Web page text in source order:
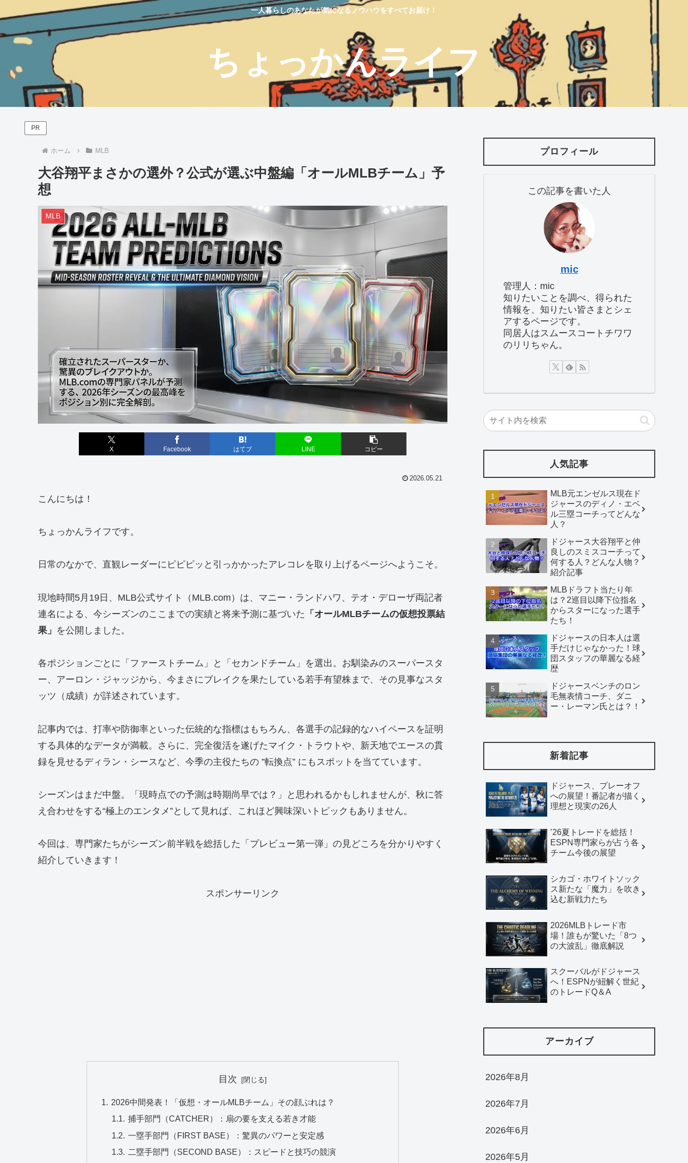
一人暮らしのあなたが気になるノウハウをすべてお届け！
ちょっかんライフ
PR
ホーム MLB
大谷翔平まさかの選外？公式が選ぶ中盤編「オールMLBチーム」予
想
MLB
X Facebook はてブ LINE コピー
2026.05.21
こんにちは！
ちょっかんライフです。
日常のなかで、直観レーダーにピピピッと引っかかったアレコレを取り上げるページへようこそ。
現地時間5月19日、MLB公式サイト（MLB.com）は、マニー・ランドハワ、テオ・デローザ両記者
連名による、今シーズンのここまでの実績と将来予測に基づいた 「オールMLBチームの仮想投票結
果」 を公開しました。
各ポジションごとに「ファーストチーム」と「セカンドチーム」を選出。お馴染みのスーパースタ
ー、アーロン・ジャッジから、今まさにブレイクを果たしている若手有望株まで、その見事なスタ
ッツ（成績）が詳述されています。
記事内では、打率や防御率といった伝統的な指標はもちろん、各選手の記録的なハイペースを証明
する具体的なデータが満載。さらに、完全復活を遂げたマイク・トラウトや、新天地でエースの貫
録を見せるディラン・シースなど、今季の主役たちの ”転換点” にもスポットを当てています。
シーズンはまだ中盤。「現時点での予測は時期尚早では？」と思われるかもしれませんが、秋に答
え合わせをする“極上のエンタメ”として見れば、これほど興味深いトピックもありません。
今回は、専門家たちがシーズン前半戦を総括した「プレビュー第一弾」の見どころを分かりやすく
紹介していきます！
スポンサーリンク
目次
2026中間発表！「仮想・オールMLBチーム」その顔ぶれは？
捕手部門（CATCHER）：扇の要を支える若き才能
一塁手部門（FIRST BASE）：驚異のパワーと安定感
二塁手部門（SECOND BASE）：スピードと技巧の競演
プロフィール
この記事を書いた人
mic
管理人：mic
知りたいことを調べ、得られた
情報を、知りたい皆さまとシェ
アするページです。
同居人はスムースコートチワワ
のリリちゃん。
人気記事
MLB元エンゼルス現在ド
ジャースのディノ・エベ
ル三塁コーチってどんな
人？
ドジャース大谷翔平と仲
良しのスミスコーチって
何する人？どんな人物？
紹介記事
MLBドラフト当たり年
は？2巡目以降下位指名
からスターになった選手
たち！
ドジャースの日本人は選
手だけじゃなかった！球
団スタッフの華麗なる経
歴
ドジャースベンチのロン
毛無表情コーチ、ダニ
ー・レーマン氏とは？！
新着記事
ドジャース、プレーオフ
への展望！番記者が描く
理想と現実の26人
’26夏トレードを総括！
ESPN専門家らが占う各
チーム今後の展望
シカゴ・ホワイトソック
ス新たな「魔力」を吹き
込む新戦力たち
2026MLBトレード市
場！誰もが驚いた「8つ
の大波乱」徹底解説
スクーバルがドジャース
へ！ESPNが紐解く世紀
のトレードQ＆A
アーカイブ
2026年8月
2026年7月
2026年6月
2026年5月